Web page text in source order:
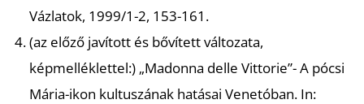
Vázlatok, 1999/1-2, 153-161.
(az előző javított és bővített változata,
képmelléklettel:) „Madonna delle Vittorie”- A pócsi
Mária-ikon kultuszának hatásai Venetóban. In: